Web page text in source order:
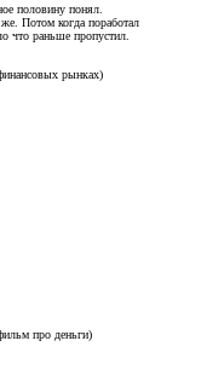
половину понял.
Потом когда поработал
что раньше пропустил.
рынках)
про деньги)